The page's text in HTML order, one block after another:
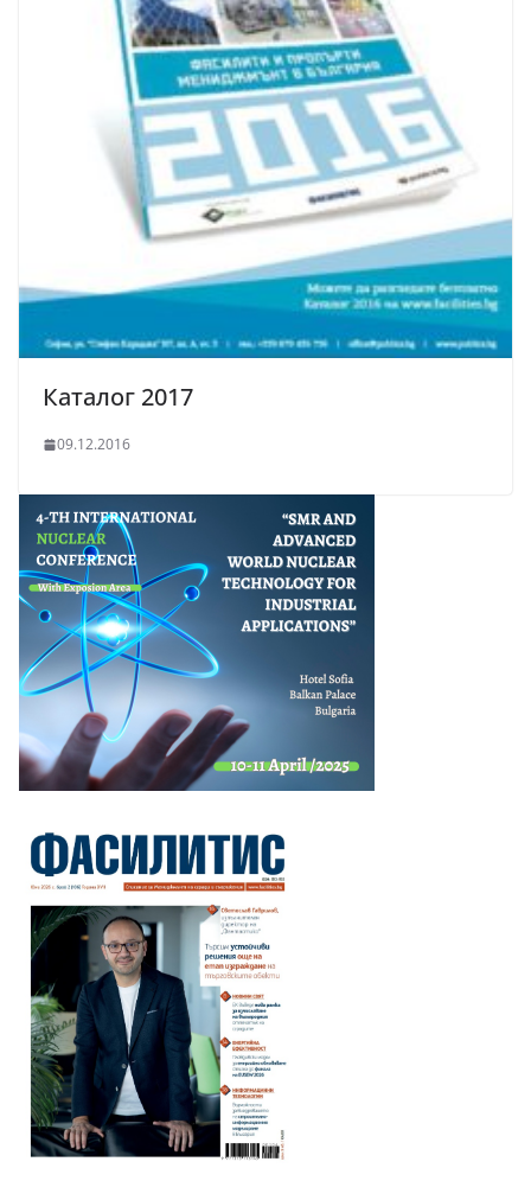
Каталог 2017
09.12.2016